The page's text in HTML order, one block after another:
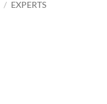
/ EXPERTS